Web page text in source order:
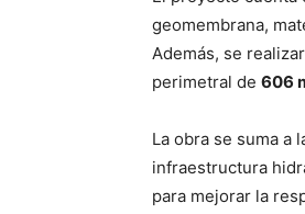
geomembrana,
Además, se
perimetral de 606
La obra se suma a
infraestructura
para mejorar la